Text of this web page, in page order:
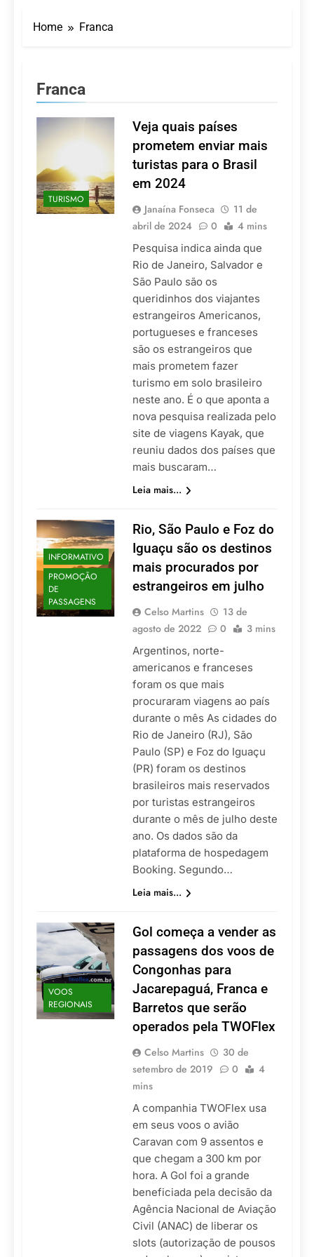
Balanger assume
comando do Wyndham
São Paulo Ibirapuera
5 De Agosto De 2026
LATAM anuncia 42
de operação do
Embraer 195-E2
5 De Agosto De 2026
Azul retoma voos
Alegre e Montevidéu
em dezembro
5 De Agosto De 2026
Home Franca
Franca
TURISMO
Veja quais países
prometem enviar mais
turistas para o Brasil
em 2024
Janaína Fonseca
11 de
abril de 2024
0 4 mins
Pesquisa indica ainda que
Rio de Janeiro, Salvador e
São Paulo são os
queridinhos dos viajantes
estrangeiros Americanos,
portugueses e franceses
são os estrangeiros que
mais prometem fazer
turismo em solo brasileiro
neste ano. É o que aponta a
nova pesquisa realizada pelo
site de viagens Kayak, que
reuniu dados dos países que
mais buscaram…
Leia mais...
INFORMATIVO
PROMOÇÃO
DE
PASSAGENS
Rio, São Paulo e Foz do
Iguaçu são os destinos
mais procurados por
estrangeiros em julho
Celso Martins
13 de
agosto de 2022
0 3 mins
Argentinos, norte-
americanos e franceses
foram os que mais
procuraram viagens ao país
durante o mês As cidades do
Rio de Janeiro (RJ), São
Paulo (SP) e Foz do Iguaçu
(PR) foram os destinos
brasileiros mais reservados
por turistas estrangeiros
durante o mês de julho deste
ano. Os dados são da
plataforma de hospedagem
Booking. Segundo…
Leia mais...
VOOS
REGIONAIS
Gol começa a vender as
passagens dos voos de
Congonhas para
Jacarepaguá, Franca e
Barretos que serão
operados pela TWOFlex
Celso Martins
30 de
setembro de 2019
0
4
mins
A companhia TWOFlex usa
em seus voos o avião
Caravan com 9 assentos e
que chegam a 300 km por
hora. A Gol foi a grande
beneficiada pela decisão da
Agência Nacional de Aviação
Civil (ANAC) de liberar os
slots (autorização de pousos